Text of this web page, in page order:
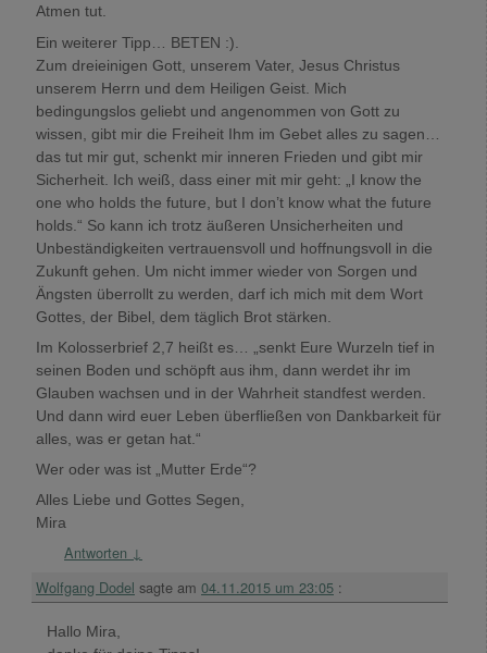
Atmen tut.
Ein weiterer Tipp… BETEN :).
Zum dreieinigen Gott, unserem Vater, Jesus Christus
unserem Herrn und dem Heiligen Geist. Mich
bedingungslos geliebt und angenommen von Gott zu
wissen, gibt mir die Freiheit Ihm im Gebet alles zu sagen…
das tut mir gut, schenkt mir inneren Frieden und gibt mir
Sicherheit. Ich weiß, dass einer mit mir geht: „I know the
one who holds the future, but I don’t know what the future
holds.“ So kann ich trotz äußeren Unsicherheiten und
Unbeständigkeiten vertrauensvoll und hoffnungsvoll in die
Zukunft gehen. Um nicht immer wieder von Sorgen und
Ängsten überrollt zu werden, darf ich mich mit dem Wort
Gottes, der Bibel, dem täglich Brot stärken.
Im Kolosserbrief 2,7 heißt es… „senkt Eure Wurzeln tief in
seinen Boden und schöpft aus ihm, dann werdet ihr im
Glauben wachsen und in der Wahrheit standfest werden.
Und dann wird euer Leben überfließen von Dankbarkeit für
alles, was er getan hat.“
Wer oder was ist „Mutter Erde“?
Alles Liebe und Gottes Segen,
Mira
Antworten ↓
Wolfgang Dodel sagte am 04.11.2015 um 23:05 :
Hallo Mira,